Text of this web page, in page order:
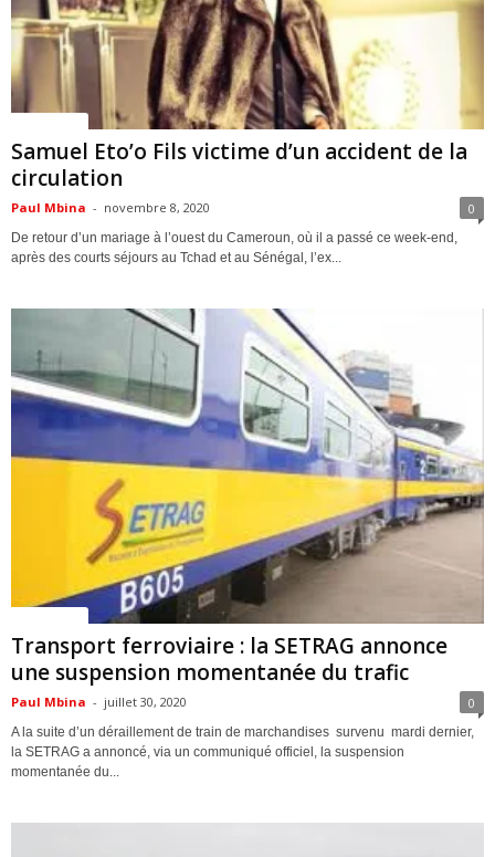
Samuel Eto’o Fils victime d’un accident de la
circulation
Paul Mbina - novembre 8, 2020 0
De retour d’un mariage à l’ouest du Cameroun, où il a passé ce week-end,
après des courts séjours au Tchad et au Sénégal, l’ex...
Transport ferroviaire : la SETRAG annonce
une suspension momentanée du trafic
Paul Mbina - juillet 30, 2020 0
A la suite d’un déraillement de train de marchandises survenu mardi dernier,
la SETRAG a annoncé, via un communiqué officiel, la suspension
momentanée du...